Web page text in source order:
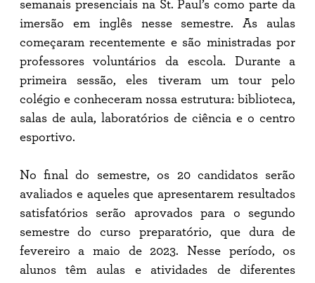
semanais presenciais na St. Paul’s como parte da
imersão em inglês nesse semestre. As aulas
começaram recentemente e são ministradas por
professores voluntários da escola. Durante a
primeira sessão, eles tiveram um tour pelo
colégio e conheceram nossa estrutura: biblioteca,
salas de aula, laboratórios de ciência e o centro
esportivo.
No final do semestre, os 20 candidatos serão
avaliados e aqueles que apresentarem resultados
satisfatórios serão aprovados para o segundo
semestre do curso preparatório, que dura de
fevereiro a maio de 2023. Nesse período, os
alunos têm aulas e atividades de diferentes